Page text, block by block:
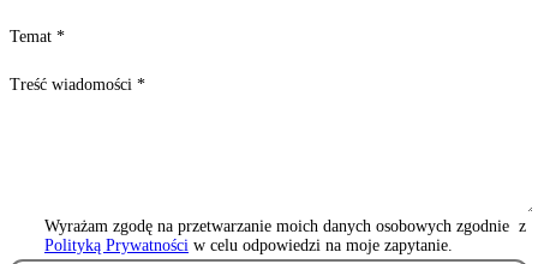
Temat *
Treść wiadomości *
Wyrażam zgodę na przetwarzanie moich danych osobowych zgodnie z
Polityką Prywatności w celu odpowiedzi na moje zapytanie.